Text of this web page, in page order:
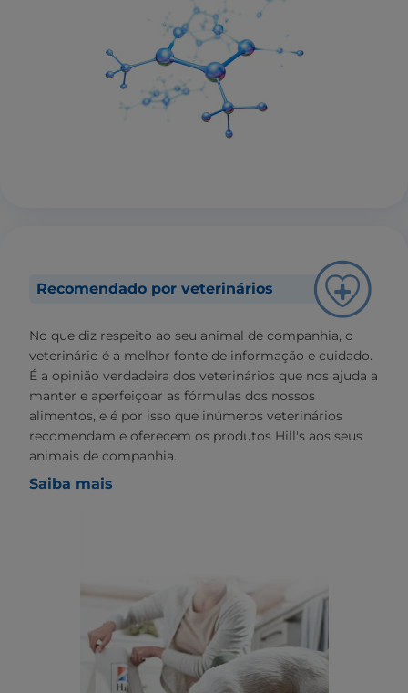
Recomendado por veterinários
No que diz respeito ao seu animal de companhia, o
veterinário é a melhor fonte de informação e cuidado.
É a opinião verdadeira dos veterinários que nos ajuda a
manter e aperfeiçoar as fórmulas dos nossos
alimentos, e é por isso que inúmeros veterinários
recomendam e oferecem os produtos Hill's aos seus
animais de companhia.
Saiba mais